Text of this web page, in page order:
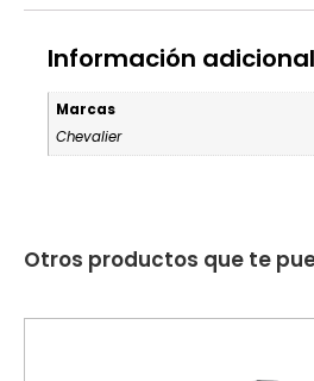
Información adicional
Marcas
Chevalier
Otros productos que te